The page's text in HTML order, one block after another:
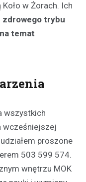
w Żorach. Ich
zdrowego trybu
temat
wszystkich
wcześniejszej
proszone
503 599 574.
wnętrzu MOK